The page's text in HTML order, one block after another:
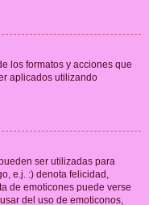
los formatos y acciones que
aplicados utilizando
ser utilizadas para
e.j. :) denota felicidad,
de emoticones puede verse
del uso de emoticonos,